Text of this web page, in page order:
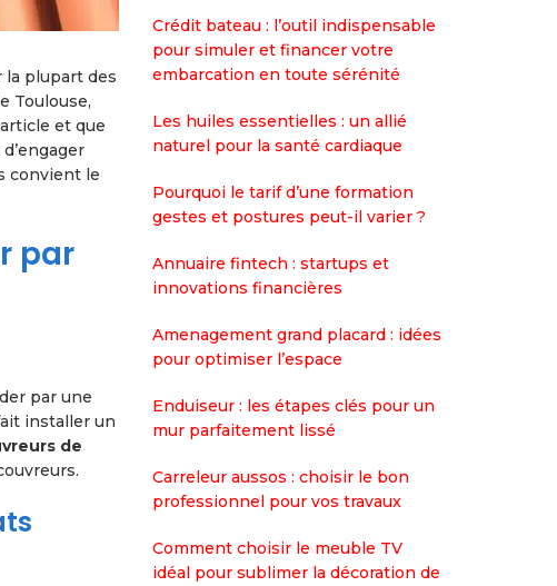
plupart des
Toulouse,
et que
convient le
par
par une
installer un
de
Crédit bateau : l’outil indispensable
pour simuler et financer votre
embarcation en toute sérénité
Les huiles essentielles : un allié
naturel pour la santé cardiaque
Pourquoi le tarif d’une formation
gestes et postures peut-il varier ?
Annuaire fintech : startups et
innovations financières
Amenagement grand placard : idées
pour optimiser l’espace
Enduiseur : les étapes clés pour un
mur parfaitement lissé
Carreleur aussos : choisir le bon
professionnel pour vos travaux
Comment choisir le meuble TV
idéal pour sublimer la décoration de